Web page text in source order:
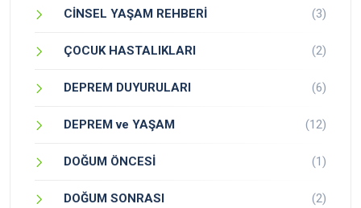
CİNSEL YAŞAM REHBERİ (3)
ÇOCUK HASTALIKLARI (2)
DEPREM DUYURULARI (6)
DEPREM ve YAŞAM (12)
DOĞUM ÖNCESİ (1)
DOĞUM SONRASI (2)